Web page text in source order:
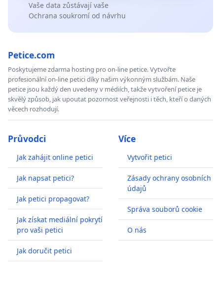
Vaše data zůstávají vaše
Ochrana soukromí od návrhu
Petice.com
Poskytujeme zdarma hosting pro on-line petice. Vytvořte
profesionální on-line petici díky našim výkonným službám. Naše
petice jsou každý den uvedeny v médiích, takže vytvoření petice je
skvělý způsob, jak upoutat pozornost veřejnosti i těch, kteří o daných
věcech rozhodují.
Průvodci
Jak zahájit online petici
Jak napsat petici?
Jak petici propagovat?
Jak získat mediální pokrytí
pro vaši petici
Jak doručit petici
Více
Vytvořit petici
Zásady ochrany osobních
údajů
Správa souborů cookie
O nás